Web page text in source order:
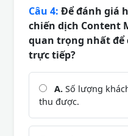
Câu 4: Để đánh giá
chiến dịch Content
quan trọng nhất
trực tiếp?
A. Số lượng
thu được.